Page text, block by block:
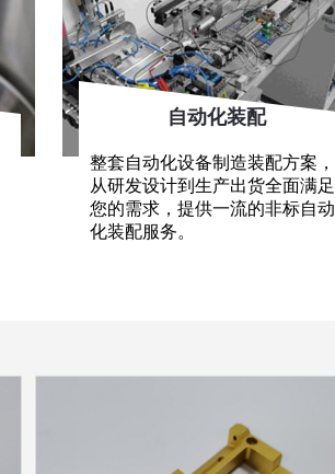
自动化装配
整套自动化设备制造装配方案，
从研发设计到生产出货全面满足
您的需求，提供一流的非标自动
化装配服务。